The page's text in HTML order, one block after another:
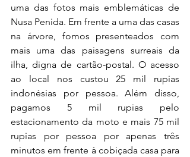
uma das fotos mais emblemáticas de
Nusa Penida. Em frente a uma das casas
na árvore, fomos presenteados com
mais uma das paisagens surreais da
ilha, digna de cartão-postal. O acesso
ao local nos custou 25 mil rupias
indonésias por pessoa. Além disso,
pagamos 5 mil rupias pelo
estacionamento da moto e mais 75 mil
rupias por pessoa por apenas três
minutos em frente à cobiçada casa para